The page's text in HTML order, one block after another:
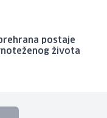
postaje
života